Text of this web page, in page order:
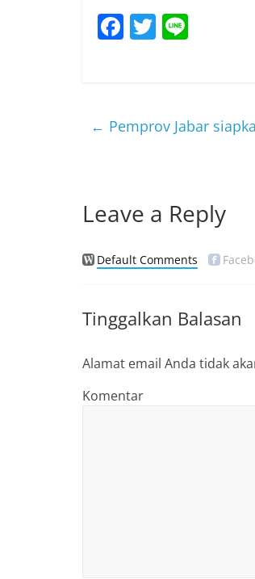
F
b
k
T
← Pemprov Jabar
Leave a Reply
Default Comments
Tinggalkan Balasan
Alamat email Anda tidak
Komentar